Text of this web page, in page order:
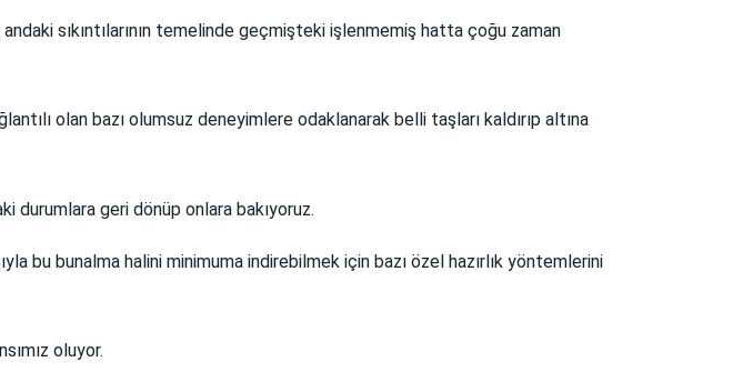
andaki sıkıntılarının temelinde geçmişteki işlenmemiş hatta çoğu zaman
olan bazı olumsuz deneyimlere odaklanarak belli taşları kaldırıp altına
durumlara geri dönüp onlara bakıyoruz.
bu bunalma halini minimuma indirebilmek için bazı özel hazırlık yöntemlerini
oluyor.